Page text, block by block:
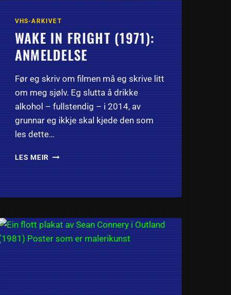
VHS-ARKIVET
WAKE IN FRIGHT (1971):
ANMELDELSE
Før eg skriv om filmen må eg skrive litt
om meg sjølv. Eg slutta å drikke
alkohol – fullstendig – i 2014, av
grunnar eg ikkje skal kjede den som
les dette…
LES MEIR WAKE
ANMELDELSE